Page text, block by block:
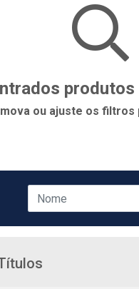
ou ajuste os filtros